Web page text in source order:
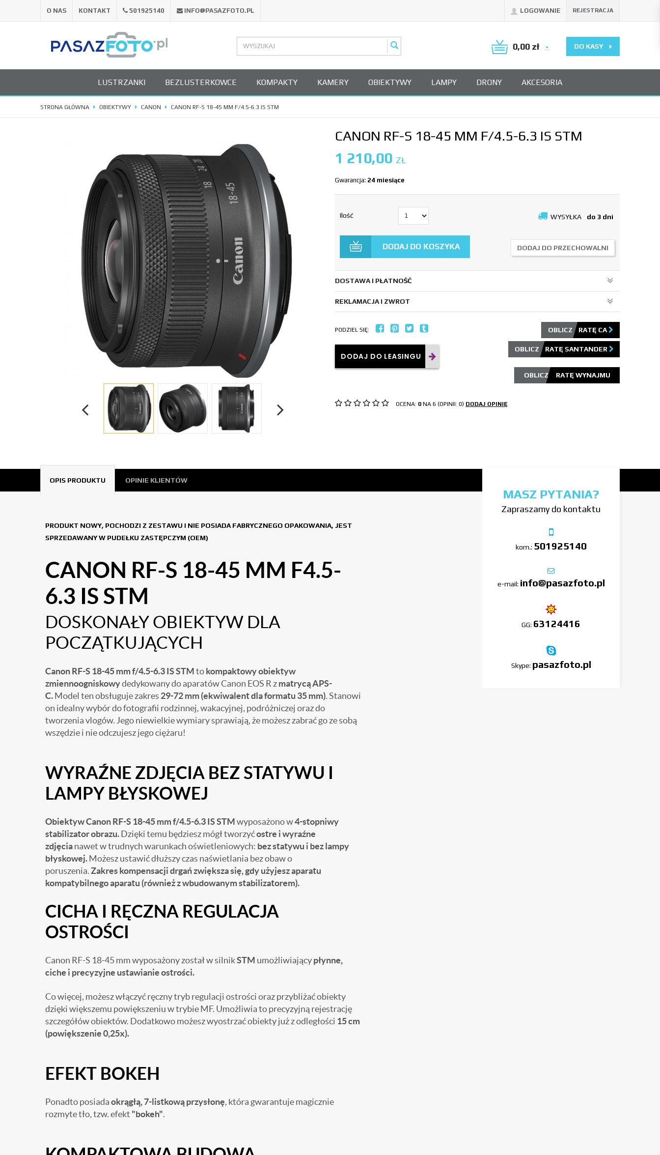
O NAS KONTAKT 501925140 INFO@PASAZFOTO.PL LOGOWANIE REJESTRACJA
0,00 zł DO KASY
LUSTRZANKI BEZLUSTERKOWCE KOMPAKTY KAMERY OBIEKTYWY LAMPY DRONY AKCESORIA
STRONA GŁÓWNA OBIEKTYWY CANON CANON RF-S 18-45 MM F/4.5-6.3 IS STM
CANON RF-S 18-45 MM F/4.5-6.3 IS STM
1 210,00 ZŁ
Gwarancja: 24 miesiące
Ilość WYSYŁKA do 3 dni
DODAJ DO KOSZYKA DODAJ DO PRZECHOWALNI
DOSTAWA I PŁATNOŚĆ
REKLAMACJA I ZWROT
PODZIEL SIĘ:
DODAJ DO LEASINGU
OBLICZ RATĘ CA
OBLICZ RATĘ SANTANDER
OCENA: 0 NA 6 (OPINII: 0) DODAJ OPINIĘ
OPIS PRODUKTU OPINIE KLIENTÓW
PRODUKT NOWY, POCHODZI Z ZESTAWU I NIE POSIADA FABRYCZNEGO OPAKOWANIA, JEST
SPRZEDAWANY W PUDEŁKU ZASTĘPCZYM (OEM)
CANON RF-S 18-45 MM F4.5-
6.3 IS STM
DOSKONAŁY OBIEKTYW DLA
POCZĄTKUJĄCYCH
Canon RF-S 18-45 mm f/4.5-6.3 IS STMtokompaktowy obiektyw
zmiennoogniskowydedykowany do aparatów Canon EOS R zmatrycą APS-
C.Model ten obsługuje zakres 29-72 mm (ekwiwalent dla formatu 35 mm). Stanowi
on idealny wybór do fotografii rodzinnej, wakacyjnej, podróżniczej oraz do
tworzenia vlogów. Jego niewielkie wymiary sprawiają, że możesz zabrać go ze sobą
wszędzie i nie odczujesz jego ciężaru!
WYRAŹNE ZDJĘCIA BEZ STATYWU I
LAMPY BŁYSKOWEJ
Obiektyw Canon RF-S 18-45 mm f/4.5-6.3 IS STMwyposażono w4-stopniwy
stabilizator obrazu.Dzięki temu będziesz mógł tworzyćostre i wyraźne
zdjęcianawet w trudnych warunkach oświetleniowych: bez statywu i bez lampy
błyskowej.Możesz ustawić dłuższy czas naświetlania bez obaw o
poruszenia.Zakres kompensacji drgań zwiększa się, gdy użyjesz aparatu
kompatybilnego aparatu (również z wbudowanym stabilizatorem).
CICHA I RĘCZNA REGULACJA
OSTROŚCI
Canon RF-S 18-45 mm wyposażony został w silnikSTM umożliwiającypłynne,
ciche i precyzyjne ustawianie ostrości.
Co więcej, możesz włączyć ręczny tryb regulacji ostrości oraz przybliżać obiekty
dzięki większemu powiększeniu w trybie MF. Umożliwia to precyzyjną rejestrację
szczegółów obiektów. Dodatkowo możesz wyostrzać obiekty już z odległości 15 cm
(powiększenie 0,25x).
EFEKT BOKEH
Ponadto posiadaokrągłą, 7-listkową przysłonę, która gwarantuje magicznie
rozmyte tło, tzw. efekt "bokeh".
MASZ PYTANIA?
Zapraszamy do kontaktu
kom.: 501925140
e-mail: info@pasazfoto.pl
GG: 63124416
Skype: pasazfoto.pl